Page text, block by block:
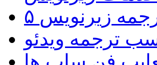
زیرنویس
ترجمه ویدئو